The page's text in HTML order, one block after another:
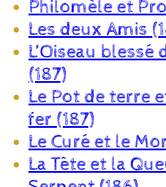
Philomèle et
Les deux Amis
L’Oiseau blessé
(187)
Le Pot de terre
fer (187)
Le Curé et le
La Tête et la